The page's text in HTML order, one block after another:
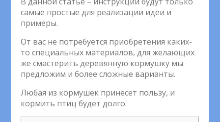
самые простые для реализации идеи и
примеры.
От вас не потребуется приобретения каких-
то специальных материалов, для желающих
же смастерить деревянную кормушку мы
предложим и более сложные варианты.
Любая из кормушек принесет пользу, и
кормить птиц будет долго.